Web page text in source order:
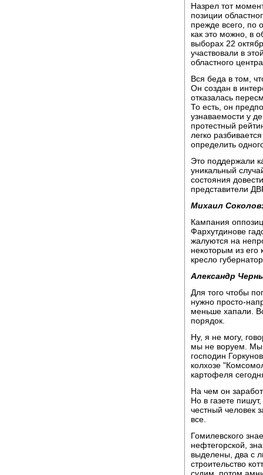
Назрел тот
позиции
прежде всего, по
как это можно, в
выборах 22
участвовали в
областного
Вся беда в том,
Он создан в
отказалась
То есть, он
узнаваемости у
протестный
легко
определить
Это поддержали
уникальный
состояния
представители
Михаил
Кампания
Фархутдинове
жалуются на
некоторым из
кресло
Александр
Для того чтобы
нужно просто-
меньше хапали.
порядок.
Ну, я не могу,
мы не воруем. Мы
господин
колхозе
картофеля
На чем он
Но в газете
честный человек
все.
Гомилевского
нефтегорской,
выделены, два с
строительство
судим, потом